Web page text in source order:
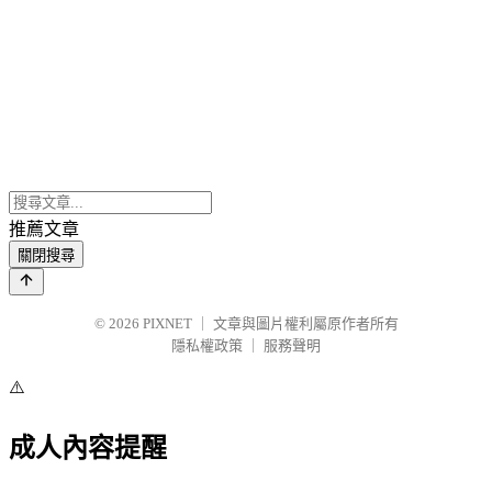
推薦文章
關閉搜尋
© 2026 PIXNET
文章與圖片權利屬原作者所有
隱私權政策
服務聲明
⚠️
成人內容提醒